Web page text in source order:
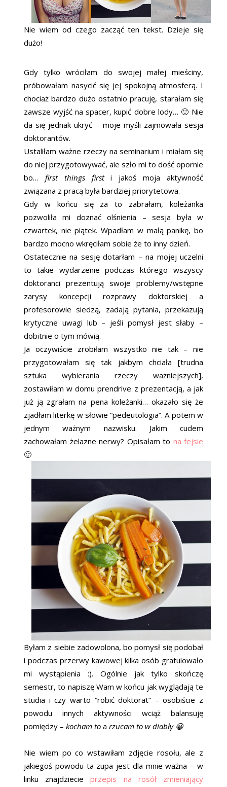
Nie wiem od czego zacząć ten tekst. Dzieje się
dużo!
Gdy tylko wróciłam do swojej małej mieściny,
próbowałam nasycić się jej spokojną atmosferą. I
chociaż bardzo dużo ostatnio pracuję, starałam się
zawsze wyjść na spacer, kupić dobre lody… 🙂 Nie
da się jednak ukryć – moje myśli zajmowała sesja
doktorantów.
Ustaliłam ważne rzeczy na seminarium i miałam się
do niej przygotowywać, ale szło mi to dość opornie
bo… first things firsti jakoś moja aktywność
związana z pracą była bardziej priorytetowa.
Gdy w końcu się za to zabrałam, koleżanka
pozwoliła mi doznać olśnienia – sesja była w
czwartek, nie piątek. Wpadłam w małą panikę, bo
bardzo mocno wkręciłam sobie że to inny dzień.
Ostatecznie na sesję dotarłam – na mojej uczelni
to takie wydarzenie podczas którego wszyscy
doktoranci prezentują swoje problemy/wstępne
zarysy koncepcji rozprawy doktorskiej a
profesorowie siedzą, zadają pytania, przekazują
krytyczne uwagi lub – jeśli pomysł jest słaby –
dobitnie o tym mówią.
Ja oczywiście zrobiłam wszystko nie tak – nie
przygotowałam się tak jakbym chciała [trudna
sztuka wybierania rzeczy ważniejszych],
zostawiłam w domu prendrive z prezentacją, a jak
już ją zgrałam na pena koleżanki… okazało się że
zjadłam literkę w słowie “pedeutologia”. A potem w
jednym ważnym nazwisku. Jakim cudem
zachowałam żelazne nerwy? Opisałam to na fejsie
🙂
Byłam z siebie zadowolona, bo pomysł się podobał
i podczas przerwy kawowej kilka osób gratulowało
mi wystąpienia :). Ogólnie jak tylko skończę
semestr, to napiszę Wam w końcu jak wyglądają te
studia i czy warto “robić doktorat” – osobiście z
powodu innych aktywności wciąż balansuję
pomiędzy – kocham to a rzucam to w diabły 😀
Nie wiem po co wstawiłam zdjęcie rosołu, ale z
jakiegoś powodu ta zupa jest dla mnie ważna – w
linku znajdziecie przepis na rosół zmieniający